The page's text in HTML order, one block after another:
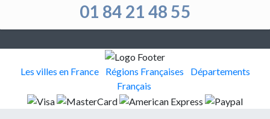
01 84 21 48 55
Les villes en France Régions Françaises
Départements
Français